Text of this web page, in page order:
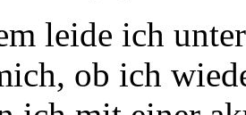
leide ich
ob ich